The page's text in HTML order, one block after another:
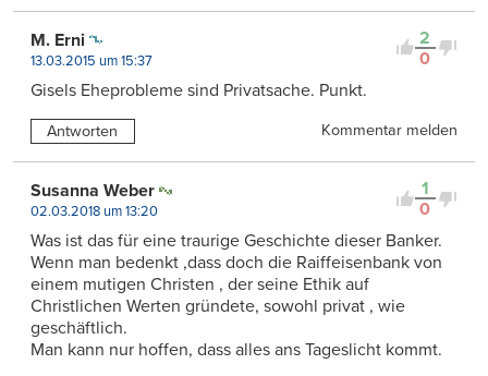
2
0
M. Erni
13.03.2015 um 15:37
Gisels Eheprobleme sind Privatsache. Punkt.
Antworten Kommentar melden
1
0
Susanna Weber
02.03.2018 um 13:20
Was ist das für eine traurige Geschichte dieser Banker.
Wenn man bedenkt ,dass doch die Raiffeisenbank von
einem mutigen Christen , der seine Ethik auf
Christlichen Werten gründete, sowohl privat , wie
geschäftlich.
Man kann nur hoffen, dass alles ans Tageslicht kommt.